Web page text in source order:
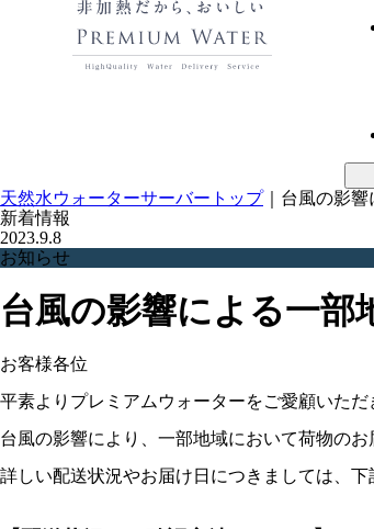
天然水ウォーターサーバートップ｜ 台風の影響
新着情報
2023.9.8
お知らせ
台風の影響による一部
お客様各位
平素よりプレミアムウォーターをご愛顧いただ
台風の影響により、一部地域において荷物の
詳しい配送状況やお届け日につきましては、